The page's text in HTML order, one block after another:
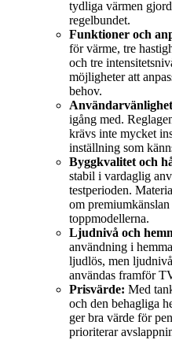
tydliga värmen
regelbundet.
Funktioner och
för värme, tre
och tre
möjligheter att
behov.
igång med.
krävs inte mycket
inställning som
Byggkvalitet och
stabil i vardaglig
testperioden.
om
toppmodellerna.
Ljudnivå och
användning i
ljudlös, men
användas framför
Prisvärde: Med
och den behagliga
ger bra värde för
prioriterar